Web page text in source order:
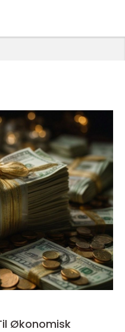
Økonomisk